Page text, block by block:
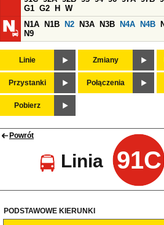
G1 G2 H
W
N1A
N1B N2 N3A N3B N4A N4B
N9
Linie Zmiany
Przystanki Połączenia
Pobierz
Powrót
Linia 91C
PODSTAWOWE KIERUNKI